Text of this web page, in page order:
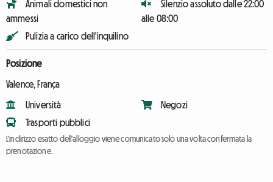
Animali domestici non
ammessi
Pulizia a carico dell'inquilino
Silenzio assoluto dalle 22:00
alle 08:00
Posizione
Valence, França
Università
Trasporti pubblici
Negozi
L'indirizzo esatto dell'alloggio viene comunicato solo una volta confermata la
prenotazione.